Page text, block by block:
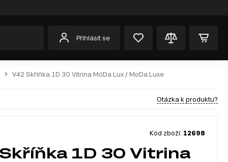
Přihlásit se
V42 Skříňka 1D 30 Vitrina MóDa Lux / MoDa Luxe
Otázka k produktu?
Kód zboží: 12698
1D 30 Vitrina